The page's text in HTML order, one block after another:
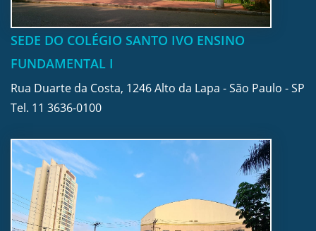
SEDE DO COLÉGIO SANTO IVO ENSINO
FUNDAMENTAL I
Rua Duarte da Costa, 1246 Alto da Lapa - São Paulo - SP
Tel. 11 3636-0100